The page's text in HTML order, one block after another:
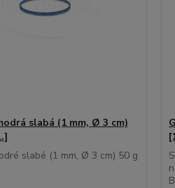
slabá (1 mm, Ø 3 cm)
slabé (1 mm, Ø 3 cm) 50 g